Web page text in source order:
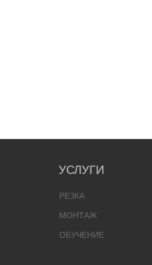
УСЛУГИ
РЕЗКА
МОНТАЖ
ОБУЧЕНИЕ